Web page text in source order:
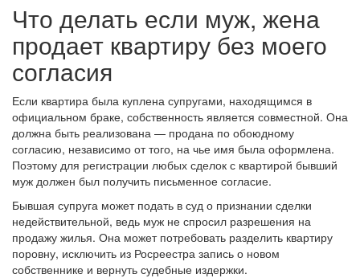
Что делать если муж, жена
продает квартиру без моего
согласия
Если квартира была куплена супругами, находящимся в
официальном браке, собственность является совместной. Она
должна быть реализована — продана по обоюдному
согласию, независимо от того, на чье имя была оформлена.
Поэтому для регистрации любых сделок с квартирой бывший
муж должен был получить письменное согласие.
Бывшая супруга может подать в суд о признании сделки
недействительной, ведь муж не спросил разрешения на
продажу жилья. Она может потребовать разделить квартиру
поровну, исключить из Росреестра запись о новом
собственнике и вернуть судебные издержки.